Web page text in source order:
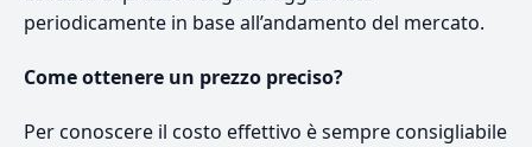
periodicamente in base all’andamento del mercato.
Come ottenere un prezzo preciso?
Per conoscere il costo effettivo è sempre consigliabile